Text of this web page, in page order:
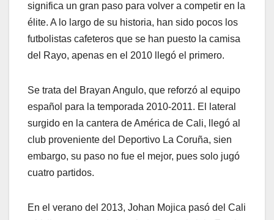
significa un gran paso para volver a competir en la
élite. A lo largo de su historia, han sido pocos los
futbolistas cafeteros que se han puesto la camisa
del Rayo, apenas en el 2010 llegó el primero.
Se trata del Brayan Angulo, que reforzó al equipo
español para la temporada 2010-2011. El lateral
surgido en la cantera de América de Cali, llegó al
club proveniente del Deportivo La Coruña, sien
embargo, su paso no fue el mejor, pues solo jugó
cuatro partidos.
En el verano del 2013, Johan Mojica pasó del Cali